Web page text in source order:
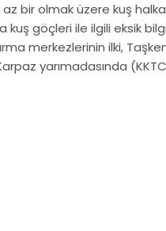
az bir olmak üzere kuş
kuş göçleri ile ilgili eksik
merkezlerinin ilki,
yarımadasında